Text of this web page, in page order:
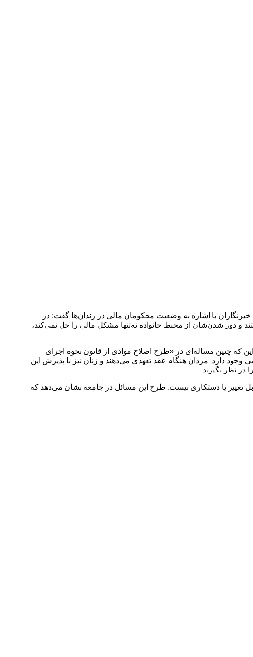
با اشاره به وضعیت محکومان مالی در زندان‌ها گفت: در
و دور شدن‌شان از محیط خانواده نه‌تنها مشکل مالی را حل نمی‌کند،
که چنین مساله‌ای در «طرح اصلاح موادی از قانون نحوه اجرای
دارد. مردان هنگام عقد تعهدی می‌دهند و زنان نیز با پذیرش این
در نظر بگیرند.
تغییر یا دستکاری نیست. طرح این مسائل در جامعه نشان می‌دهد که